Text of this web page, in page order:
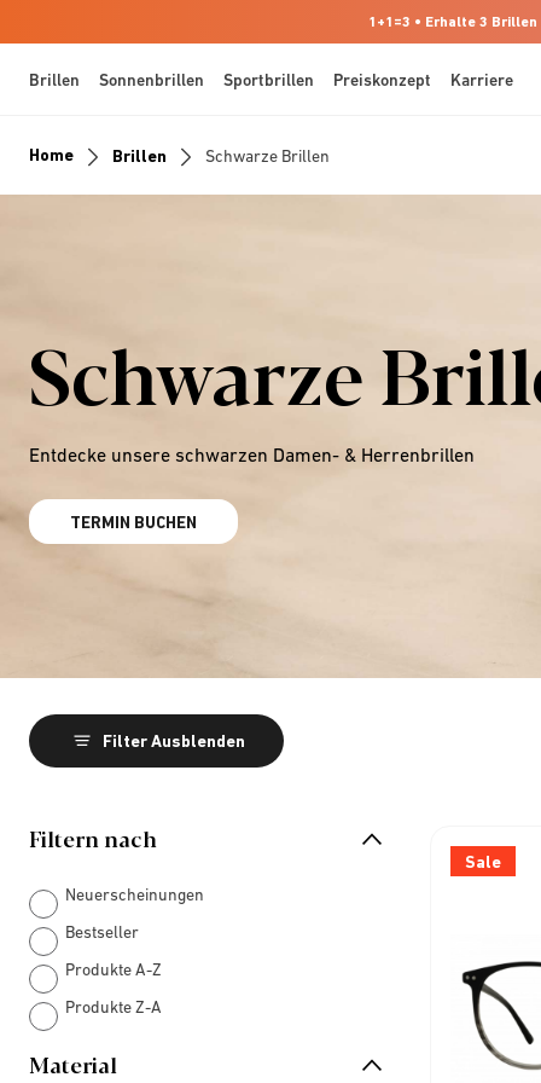
1+1=3 • Erhalte 3 Brillen
Brillen Sonnenbrillen Sportbrillen Preiskonzept Karriere
Home Brillen Schwarze Brillen
Schwarze
Entdecke unsere schwarzen Damen- & Herrenbrillen
TERMIN BUCHEN
Filter Ausblenden
Filtern nach
Neuerscheinungen
Bestseller
Produkte A-Z
Produkte Z-A
Material
Sale